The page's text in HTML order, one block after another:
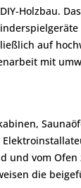
Holzbau.
auf
mit
vom
die